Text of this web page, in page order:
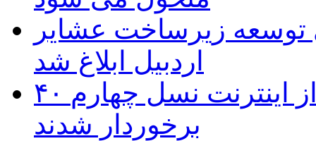
برای توسعه زیرساخت عشایر
اردبیل ابلاغ شد
۴۰ روستای شهرستان گِرمی از اینترنت نسل چهارم
برخوردار شدند